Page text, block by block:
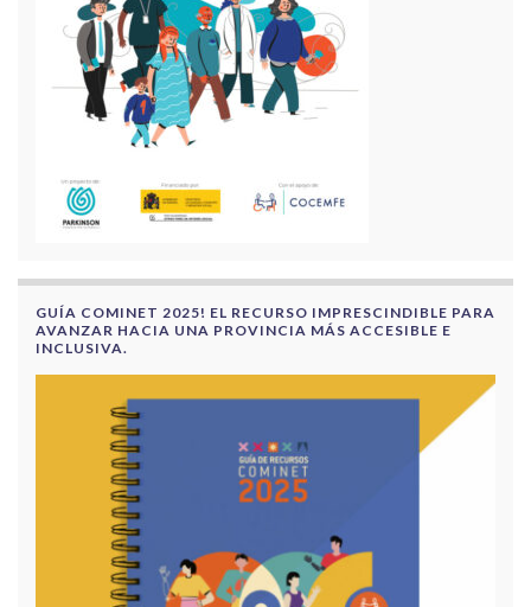
GUÍA COMINET 2025! EL RECURSO IMPRESCINDIBLE PARA
AVANZAR HACIA UNA PROVINCIA MÁS ACCESIBLE E
INCLUSIVA.